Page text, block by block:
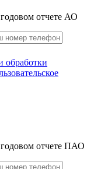
отчете АО
обработки
отчете ПАО